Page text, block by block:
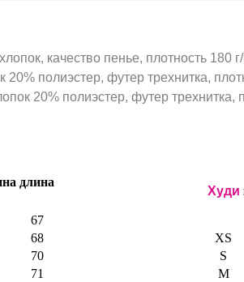
качество пенье, плотность 180
20% полиэстер, футер трехнитка,
20% полиэстер, футер трехнитка,
длина
67
68
70
71
Худи
XS
S
M